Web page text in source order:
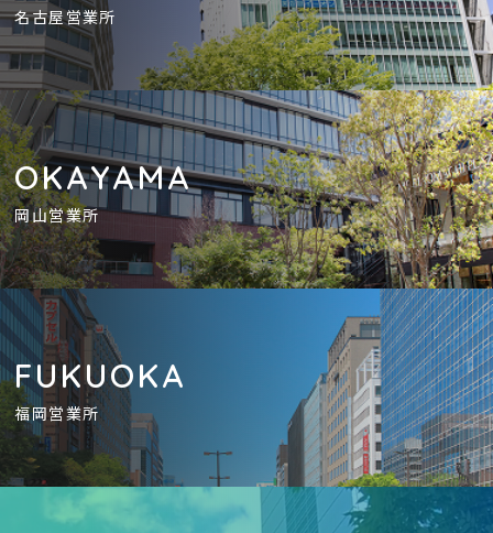
名古屋営業所
OKAYAMA
岡山営業所
FUKUOKA
福岡営業所